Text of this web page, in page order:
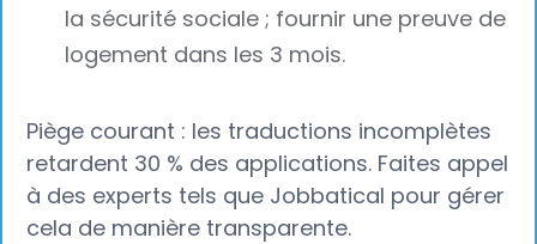
la sécurité sociale ; fournir une preuve de
logement dans les 3 mois.
Piège courant : les traductions incomplètes
retardent 30 % des applications. Faites appel
à des experts tels que Jobbatical pour gérer
cela de manière transparente.